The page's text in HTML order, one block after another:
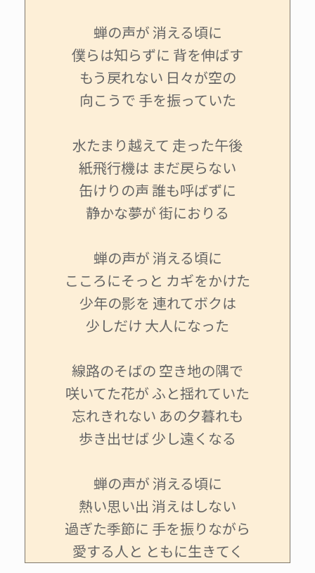
蝉の声が 消える頃に
僕らは知らずに 背を伸ばす
もう戻れない 日々が空の
向こうで 手を振っていた
水たまり越えて 走った午後
紙飛行機は まだ戻らない
缶けりの声 誰も呼ばずに
静かな夢が 街におりる
蝉の声が 消える頃に
こころにそっと カギをかけた
少年の影を 連れてボクは
少しだけ 大人になった
線路のそばの 空き地の隅で
咲いてた花が ふと揺れていた
忘れきれない あの夕暮れも
歩き出せば 少し遠くなる
蝉の声が 消える頃に
熱い思い出 消えはしない
過ぎた季節に 手を振りながら
愛する人と ともに生きてく